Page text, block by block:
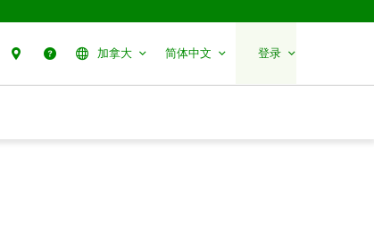
搜索 分行预约帮助 加拿大 简体中文 登录